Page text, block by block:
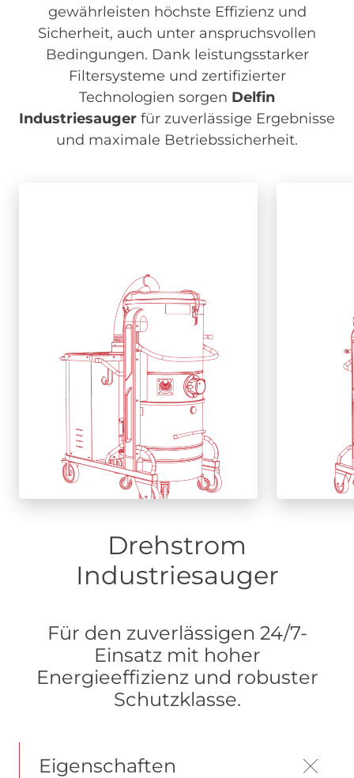
gewährleisten höchste Effizienz und
Sicherheit, auch unter anspruchsvollen
Bedingungen. Dank leistungsstarker
Filtersysteme und zertifizierter
Technologien sorgen Delfin
Industriesauger für zuverlässige Ergebnisse
und maximale Betriebssicherheit.
Einsatz mit hoher
Energieeffizienz und robuster
Schutzklasse.
Mehr
erfahren
Drehstrom
Industriesauger
Für den zuverlässigen 24/7-
Einsatz mit hoher
Energieeffizienz und robuster
Schutzklasse.
Eigenschaften